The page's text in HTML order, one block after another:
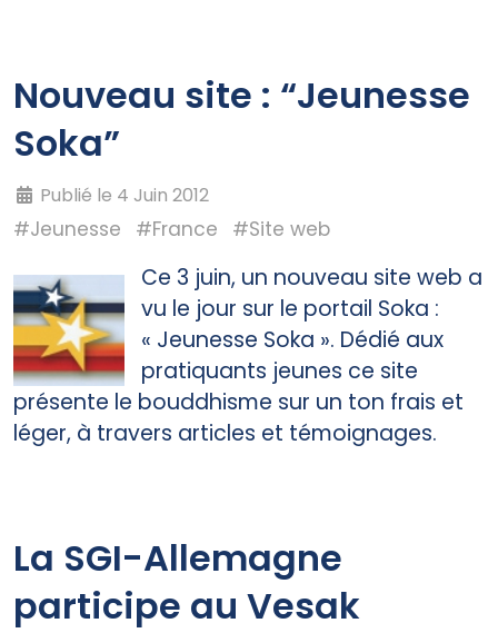
Nouveau site : “Jeunesse
Soka”
Publié le 4 Juin 2012
#Jeunesse #France #Site web
Ce 3 juin, un nouveau site web a
vu le jour sur le portail Soka :
« Jeunesse Soka ». Dédié aux
pratiquants jeunes ce site
présente le bouddhisme sur un ton frais et
léger, à travers articles et témoignages.
La SGI-Allemagne
participe au Vesak